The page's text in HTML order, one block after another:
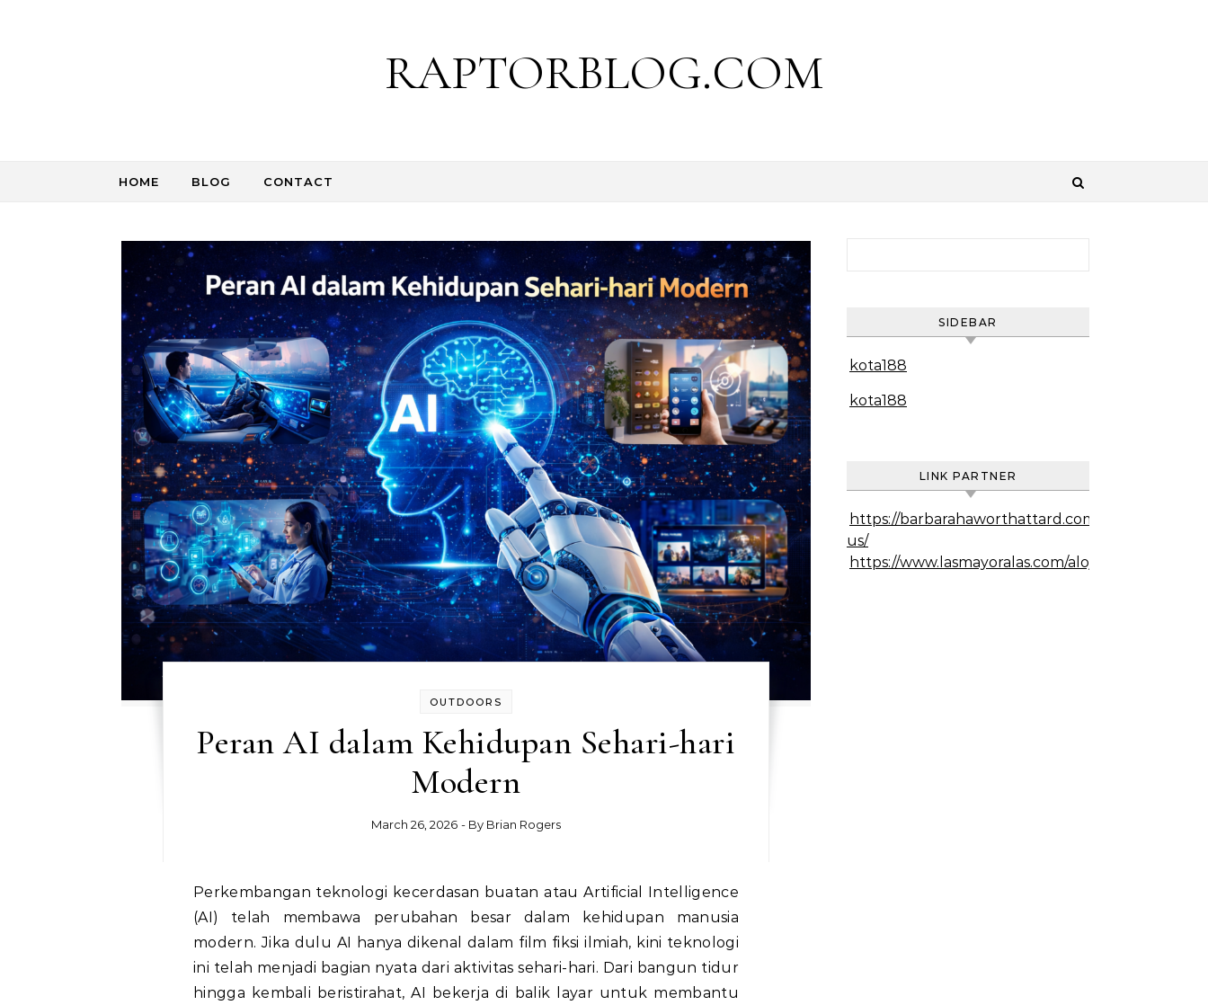
RAPTORBLOG.COM
HOME BLOG CONTACT
OUTDOORS
Peran AI dalam Kehidupan Sehari-hari
Modern
March 26, 2026 - By Brian Rogers
Perkembangan teknologi kecerdasan buatan atau Artificial Intelligence
(AI) telah membawa perubahan besar dalam kehidupan manusia
modern. Jika dulu AI hanya dikenal dalam film fiksi ilmiah, kini teknologi
ini telah menjadi bagian nyata dari aktivitas sehari-hari. Dari bangun tidur
hingga kembali beristirahat, AI bekerja di balik layar untuk membantu
SIDEBAR
kota188
kota188
LINK PARTNER
https://barbarahaworthattard.com/about-
us/
https://www.lasmayoralas.com/alojamiento/